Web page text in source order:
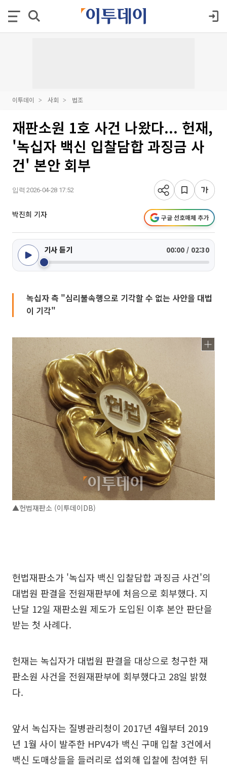
이투데이 사회 법조
재판소원 1호 사건 나왔다... 헌재,
'녹십자 백신 입찰담합 과징금 사
건' 본안 회부
입력 2026-04-28 17:52
박진희 기자 구글 선호매체 추가
기사 듣기 00:00 / 02:30
녹십자 측 "심리불속행으로 기각할 수 없는 사안을 대법
이 기각"
▲헌법재판소 (이투데이DB)
헌법재판소가 '녹십자 백신 입찰담합 과징금 사건'의
대법원 판결을 전원재판부에 처음으로 회부했다. 지
난달 12일 재판소원 제도가 도입된 이후 본안 판단을
받는 첫 사례다.
헌재는 녹십자가 대법원 판결을 대상으로 청구한 재
판소원 사건을 전원재판부에 회부했다고 28일 밝혔
다.
앞서 녹십자는 질병관리청이 2017년 4월부터 2019
년 1월 사이 발주한 HPV4가 백신 구매 입찰 3건에서
백신 도매상들을 들러리로 섭외해 입찰에 참여한 뒤